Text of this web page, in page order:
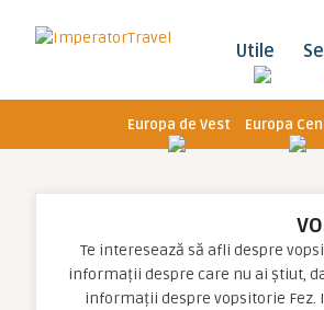
Utile
Europa de Vest Europa
Te interesează să afli despre
informații despre care nu ai știut,
informații despre vopsitorie Fez.